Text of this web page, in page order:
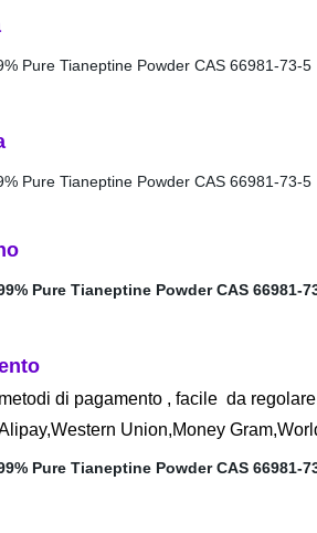
di pagamento , facile da regolare
Union,Money